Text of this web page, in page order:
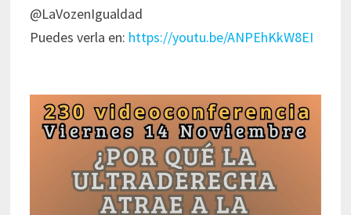
@LaVozenIgualdad
Puedes verla en: https://youtu.be/ANPEhKkW8EI